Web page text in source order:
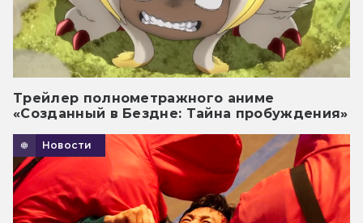
Трейлер полнометражного аниме
«Созданный в Бездне: Тайна пробуждения»
Новости